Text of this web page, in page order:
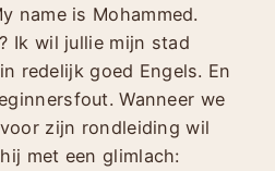
name is Mohammed.
Ik wil jullie mijn stad
redelijk goed Engels. En
Wanneer we
zijn rondleiding wil
met een glimlach: